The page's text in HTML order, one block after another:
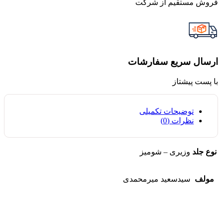
فروش مستقیم از شرکت
ارسال سریع سفارشات
با پست پیشتاز
توضیحات تکمیلی
نظرات (0)
نوع جلد وزیری – شومیز
مولف سیدسعید میرمحمدی